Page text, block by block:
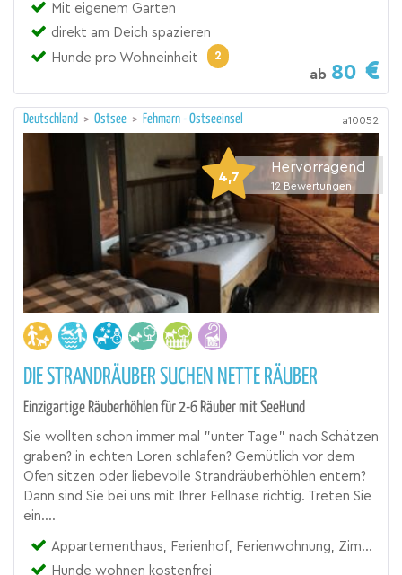
Mit eigenem Garten
direkt am Deich spazieren
Hunde pro Wohneinheit
2
ab 80
Deutschland > Ostsee > Fehmarn - Ostseeinsel a10052
4,7
Hervorragend
12 Bewertungen
DIE STRANDRÄUBER SUCHEN NETTE RÄUBER
Einzigartige Räuberhöhlen für 2-6 Räuber mit SeeHund
Sie wollten schon immer mal "unter Tage" nach Schätzen
graben? in echten Loren schlafen? Gemütlich vor dem
Ofen sitzen oder liebevolle Strandräuberhöhlen entern?
Dann sind Sie bei uns mit Ihrer Fellnase richtig. Treten Sie
ein....
Appartementhaus, Ferienhof, Ferienwohnung, Zimmer
Hunde wohnen kostenfrei